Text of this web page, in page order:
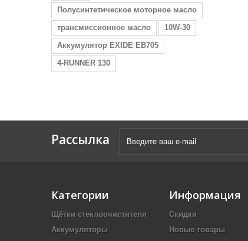
Полусинтетическое моторное масло
трансмиссионное масло
10W-30
Аккумулятор EXIDE EB705
4-RUNNER 130
Рассылка
Категории
Щётки стеклоочистителя
Аккумуляторы
Информация
Скидки
Новые товары